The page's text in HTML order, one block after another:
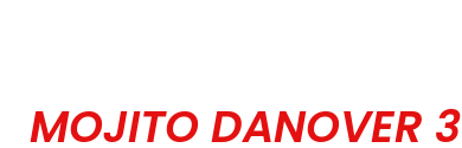
MOJITO DANOVER